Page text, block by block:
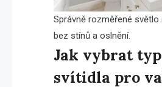
Správně rozměřené světlo
bez stínů a oslnění.
Jak vybrat typ
svítidla pro